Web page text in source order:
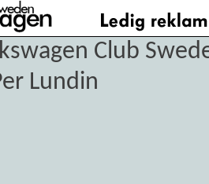
Club
Lundin